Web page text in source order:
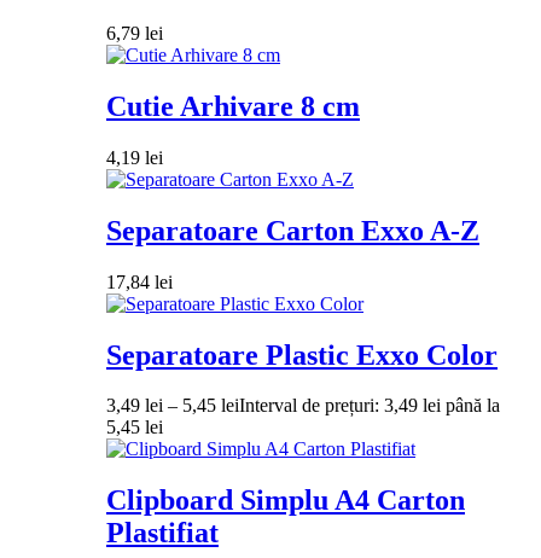
6,79 lei
Cutie Arhivare 8 cm
4,19 lei
Separatoare Carton Exxo A-Z
17,84 lei
Separatoare Plastic Exxo Color
3,49 lei – 5,45 leiInterval de prețuri: 3,49 lei până la
5,45 lei
Clipboard Simplu A4 Carton
Plastifiat